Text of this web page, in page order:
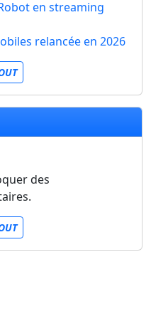
en streaming
relancée en 2026
des